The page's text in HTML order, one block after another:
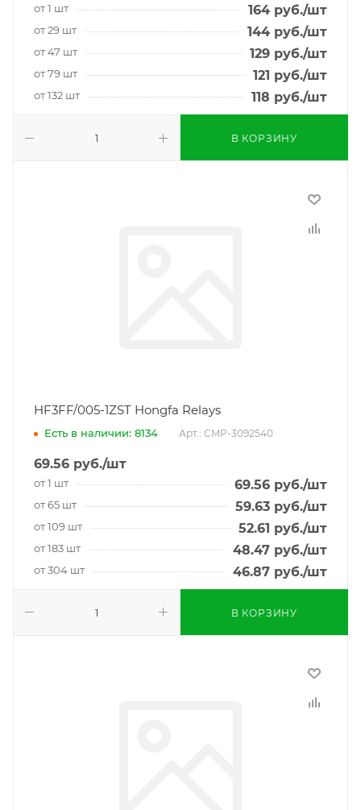
от 1 шт 164 руб./шт
от 29 шт 144 руб./шт
от 47 шт 129 руб./шт
от 79 шт 121 руб./шт
от 132 шт 118 руб./шт
В КОРЗИНУ
HF3FF/005-1ZST Hongfa Relays
Есть в наличии: 8134 Арт.: CMP-3092540
69.56 руб./шт
от 1 шт 69.56 руб./шт
от 65 шт 59.63 руб./шт
от 109 шт 52.61 руб./шт
от 183 шт 48.47 руб./шт
от 304 шт 46.87 руб./шт
В КОРЗИНУ